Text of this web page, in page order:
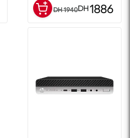
1886
DH
1940 DH